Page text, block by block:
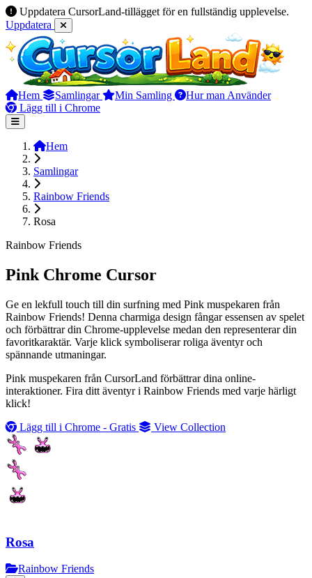
Uppdatera CursorLand-tillägget för en fullständig upplevelse.
Uppdatera
Hem Samlingar Min Samling
Hur man Använder
Lägg till i Chrome
Hem
Samlingar
Rainbow Friends
Rosa
Rainbow Friends
Pink Chrome Cursor
Ge en lekfull touch till din surfning med Pink muspekaren från
Rainbow Friends! Denna charmiga design fångar essensen av spelet
och förbättrar din Chrome-upplevelse medan den representerar din
favoritkaraktär. Varje klick symboliserar roliga äventyr och
spännande utmaningar.
Pink muspekaren från CursorLand förbättrar dina online-
interaktioner. Fira ditt äventyr i Rainbow Friends med varje härligt
klick!
Lägg till i Chrome - Gratis
View Collection
Rosa
Rainbow Friends